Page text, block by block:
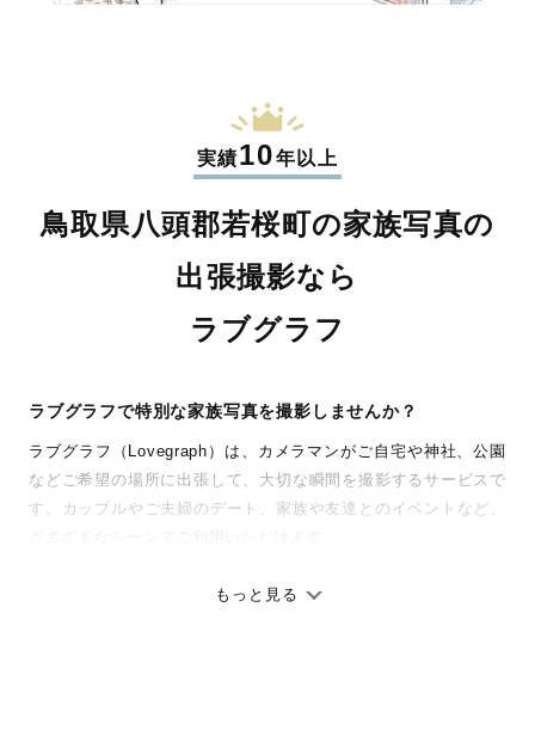
実績10年以上
鳥取県八頭郡若桜町の家族写真の
出張撮影なら
ラブグラフ
ラブグラフで特別な家族写真を撮影しませんか？
ラブグラフ（Lovegraph）は、カメラマンがご自宅や神社、公園
などご希望の場所に出張して、大切な瞬間を撮影するサービスで
す。カップルやご夫婦のデート、家族や友達とのイベントなど、
ありのままの空気感を大切に、何十年経っても見返したくなるよ
もっと見る